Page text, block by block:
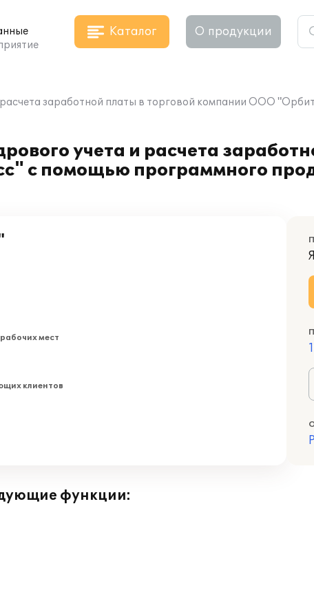
Каталог О продукции
заработной платы в торговой компании ООО
учета и расчета
с помощью программного
мест
клиентов
функции: